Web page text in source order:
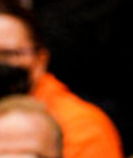
pitkän
lisäksi
Islannissa.